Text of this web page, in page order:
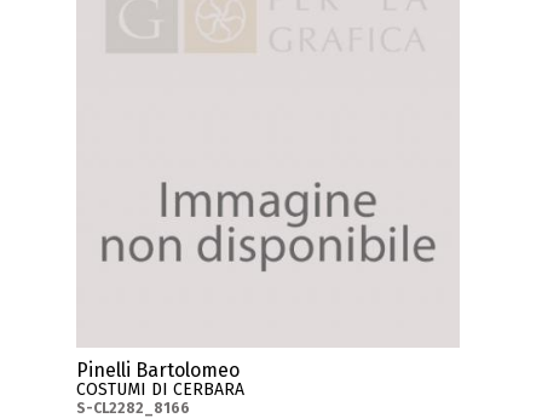
Pinelli Bartolomeo
COSTUMI DI CERBARA
S-CL2282_8166